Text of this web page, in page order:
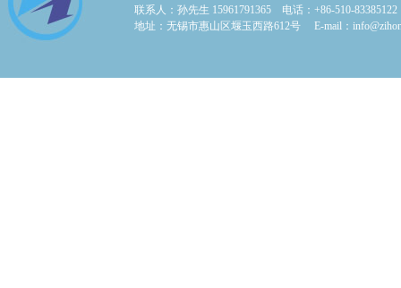
联系人：孙先生 15961791365 电话：+86-510-
地址：无锡市惠山区堰玉西路612号 E-mail：